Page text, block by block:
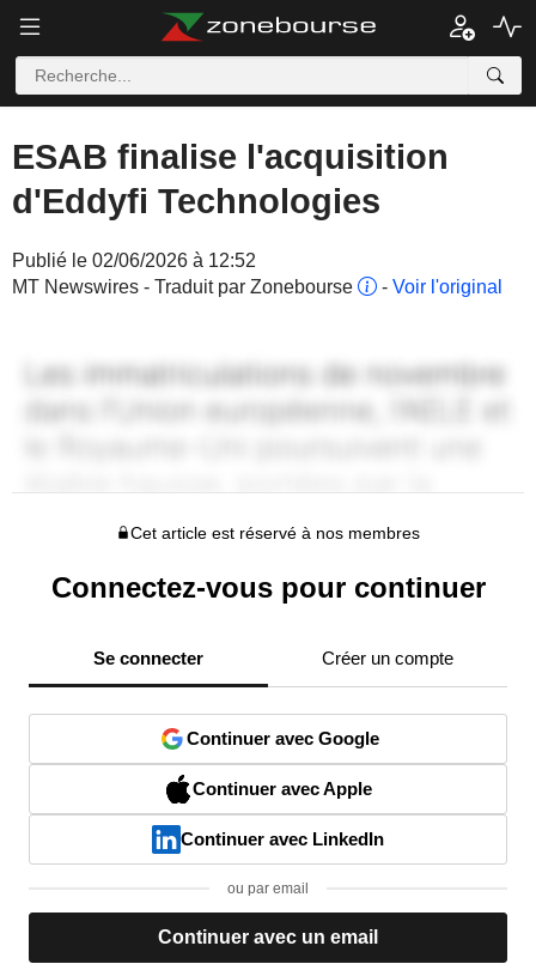
ESAB finalise l'acquisition
d'Eddyfi Technologies
Publié le 02/06/2026 à 12:52
MT Newswires - Traduit par Zonebourse
- Voir l'original
Cet article est réservé à nos membres
Connectez-vous pour continuer
Se connecter Créer un compte
Continuer avec Google
Continuer avec Apple
Continuer avec LinkedIn
ou par email
Continuer avec un email